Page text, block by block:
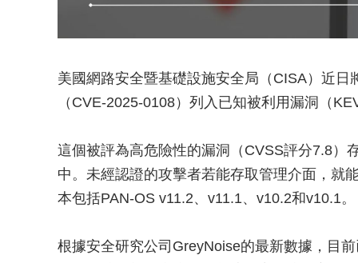
美國網路安全暨基礎設施安全局（CISA）近
（CVE-2025-0108）列入已知被利用漏洞（
這個被評為高危險性的漏洞（CVSS評分7.8）
中。未經認證的攻擊者若能存取管理介面，就
本包括PAN-OS v11.2、v11.1、v10.2和v10.1。
根據安全研究公司GreyNoise的最新數據，目